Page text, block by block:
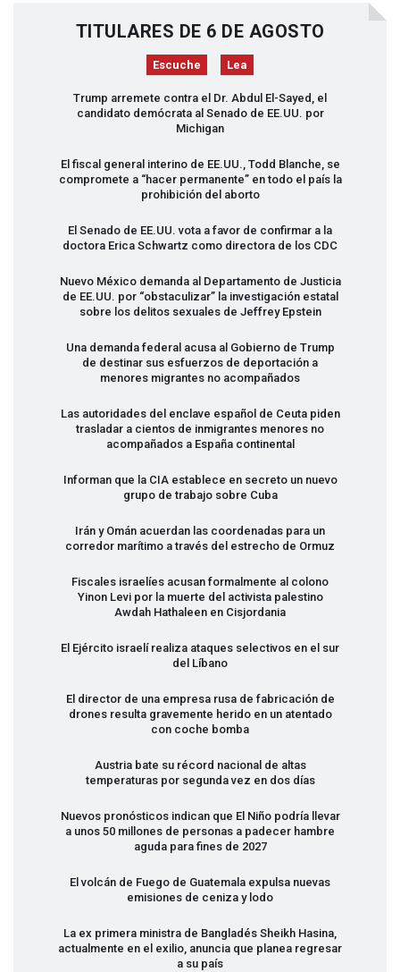
TITULARES DE 6 DE AGOSTO
Escuche Lea
Trump arremete contra el Dr. Abdul El-Sayed, el
candidato demócrata al Senado de EE.UU. por
Michigan
El fiscal general interino de EE.UU., Todd Blanche, se
compromete a “hacer permanente” en todo el país la
prohibición del aborto
El Senado de EE.UU. vota a favor de confirmar a la
doctora Erica Schwartz como directora de los CDC
Nuevo México demanda al Departamento de Justicia
de EE.UU. por “obstaculizar” la investigación estatal
sobre los delitos sexuales de Jeffrey Epstein
Una demanda federal acusa al Gobierno de Trump
de destinar sus esfuerzos de deportación a
menores migrantes no acompañados
Las autoridades del enclave español de Ceuta piden
trasladar a cientos de inmigrantes menores no
acompañados a España continental
Informan que la CIAestablece en secreto un nuevo
grupo de trabajo sobre Cuba
Irán y Omán acuerdan las coordenadas para un
corredor marítimo a través del estrecho de Ormuz
Fiscales israelíes acusan formalmente al colono
Yinon Levi por la muerte del activista palestino
Awdah Hathaleen en Cisjordania
El Ejército israelí realiza ataques selectivos en el sur
del Líbano
El director de una empresa rusa de fabricación de
drones resulta gravemente herido en un atentado
con coche bomba
Austria bate su récord nacional de altas
temperaturas por segunda vez en dos días
Nuevos pronósticos indican que El Niño podría llevar
a unos 50 millones de personas a padecer hambre
aguda para fines de 2027
El volcán de Fuego de Guatemala expulsa nuevas
emisiones de ceniza y lodo
La ex primera ministra de Bangladés Sheikh Hasina,
actualmente en el exilio, anuncia que planea regresar
a su país